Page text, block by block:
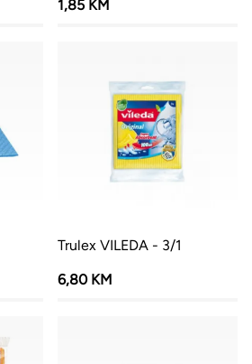
1,85 KM
Trulex VILEDA - 3/1
6,80 KM